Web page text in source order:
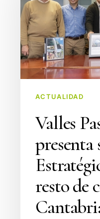
su
Plan
Estratégico
junto
al
resto
ACTUALIDAD
Valles
presenta
resto de